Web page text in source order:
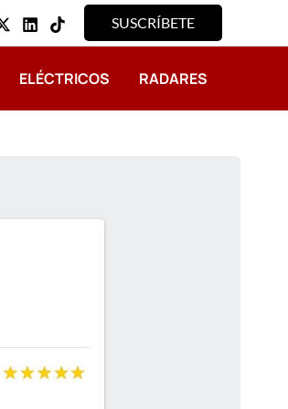
SUSCRÍBETE
ELÉCTRICOS RADARES